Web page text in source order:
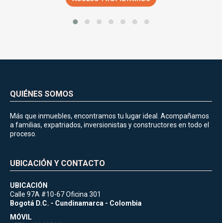
QUIÉNES SOMOS
Más que inmuebles, encontramos tu lugar ideal. Acompañamos
a familias, expatriados, inversionistas y constructores en todo el
proceso.
UBICACIÓN
Calle 97A #10-67 Oficina 301
Bogotá D.C. - Cundinamarca - Colombia